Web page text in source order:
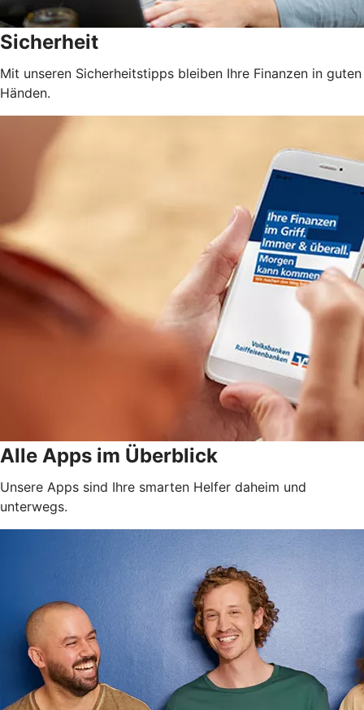
Sicherheit
Mit unseren Sicherheitstipps bleiben Ihre Finanzen in guten
Händen.
Alle Apps im Überblick
Unsere Apps sind Ihre smarten Helfer daheim und
unterwegs.